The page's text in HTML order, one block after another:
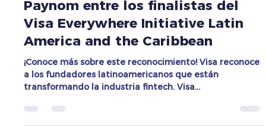
9 may 2024 1 min de lectura
Sobre Paynom
Paynom entre los finalistas del
Visa Everywhere Initiative Latin
America and the Caribbean
a los fundadores latinoamericanos que están